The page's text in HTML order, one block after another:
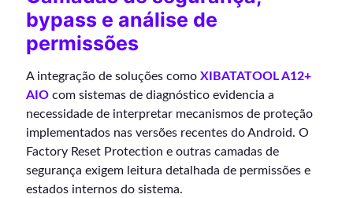
bypass e análise de
permissões
A integração de soluções como XIBATATOOL A12+
AIO com sistemas de diagnóstico evidencia a
necessidade de interpretar mecanismos de proteção
implementados nas versões recentes do Android. O
Factory Reset Protection e outras camadas de
segurança exigem leitura detalhada de permissões e
estados internos do sistema.